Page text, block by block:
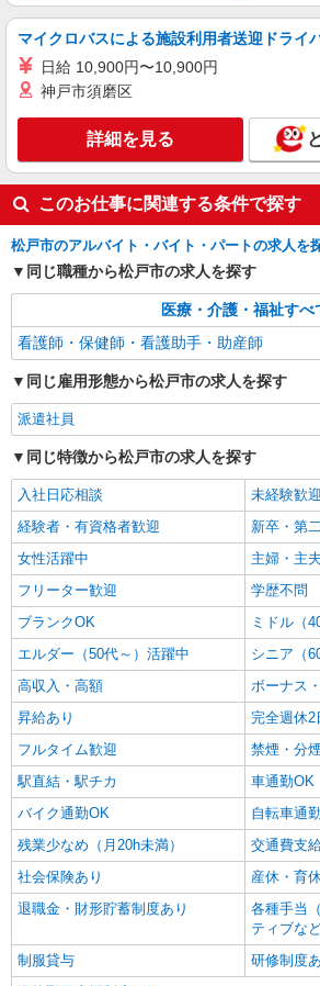
千葉県松戸市
キープ
マイクロバスによる施設利用者送迎ドライ
日給 10,900円〜10,900円
神戸市須磨区
詳細を見る
このお仕事に関連する条件で探す
松戸市のアルバイト・バイト・パートの求人を
同じ職種から松戸市の求人を探す
医療・介護・福祉すべ
看護師・保健師・看護助手・助産師
同じ雇用形態から松戸市の求人を探す
派遣社員
同じ特徴から松戸市の求人を探す
入社日応相談
未経験歓迎
経験者・有資格者歓迎
新卒・第
女性活躍中
主婦・主
フリーター歓迎
学歴不問
ブランクOK
ミドル（
エルダー（50代～）活躍中
シニア（
高収入・高額
ボーナス
昇給あり
完全週休2
フルタイム歓迎
禁煙・分
駅直結・駅チカ
車通勤OK
バイク通勤OK
自転車通
残業少なめ（月20h未満）
交通費支
社会保険あり
産休・育
退職金・財形貯蓄制度あり
各種手当
ティブな
制服貸与
研修制度